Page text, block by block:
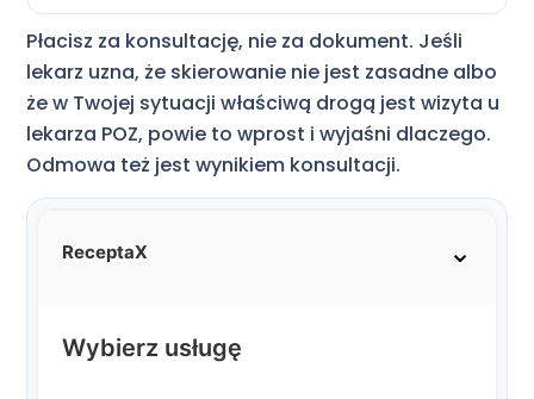
Płacisz za konsultację, nie za dokument. Jeśli
lekarz uzna, że skierowanie nie jest zasadne albo
że w Twojej sytuacji właściwą drogą jest wizyta u
lekarza POZ, powie to wprost i wyjaśni dlaczego.
Odmowa też jest wynikiem konsultacji.